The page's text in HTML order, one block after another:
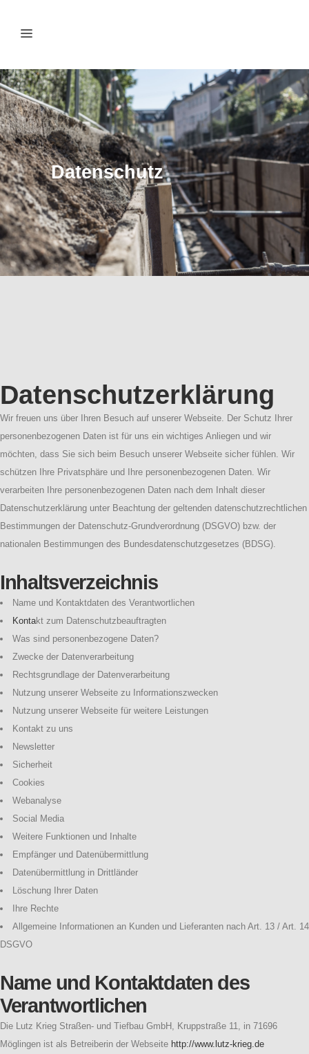
Datenschutz
Datenschutzerklärung
Wir freuen uns über Ihren Besuch auf unserer Webseite. Der Schutz Ihrer
personenbezogenen Daten ist für uns ein wichtiges Anliegen und wir
möchten, dass Sie sich beim Besuch unserer Webseite sicher fühlen. Wir
schützen Ihre Privatsphäre und Ihre personenbezogenen Daten. Wir
verarbeiten Ihre personenbezogenen Daten nach dem Inhalt dieser
Datenschutzerklärung unter Beachtung der geltenden datenschutzrechtlichen
Bestimmungen der Datenschutz-Grundverordnung (DSGVO) bzw. der
nationalen Bestimmungen des Bundesdatenschutzgesetzes (BDSG).
Inhaltsverzeichnis
Name und Kontaktdaten des Verantwortlichen
Kontakt zum Datenschutzbeauftragten
Was sind personenbezogene Daten?
Zwecke der Datenverarbeitung
Rechtsgrundlage der Datenverarbeitung
Nutzung unserer Webseite zu Informationszwecken
Nutzung unserer Webseite für weitere Leistungen
Kontakt zu uns
Newsletter
Sicherheit
Cookies
Webanalyse
Social Media
Weitere Funktionen und Inhalte
Empfänger und Datenübermittlung
Datenübermittlung in Drittländer
Löschung Ihrer Daten
Ihre Rechte
Allgemeine Informationen an Kunden und Lieferanten nach Art. 13 / Art. 14
DSGVO
Name und Kontaktdaten des
Verantwortlichen
Die Lutz Krieg Straßen- und Tiefbau GmbH, Kruppstraße 11, in 71696
Möglingen ist als Betreiberin der Webseite http://www.lutz-krieg.de